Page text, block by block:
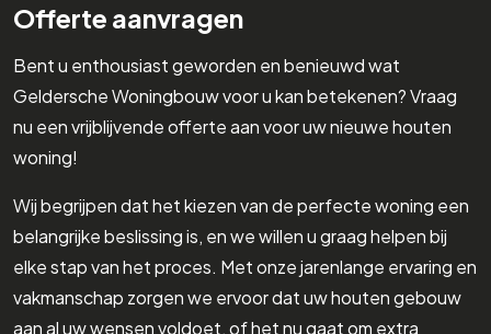
Offerte aanvragen
Bent u enthousiast geworden en benieuwd wat
Geldersche Woningbouw voor u kan betekenen? Vraag
nu een vrijblijvende offerte aan voor uw nieuwe houten
woning!
Wij begrijpen dat het kiezen van de perfecte woning een
belangrijke beslissing is, en we willen u graag helpen bij
elke stap van het proces. Met onze jarenlange ervaring en
vakmanschap zorgen we ervoor dat uw houten gebouw
aan al uw wensen voldoet, of het nu gaat om extra